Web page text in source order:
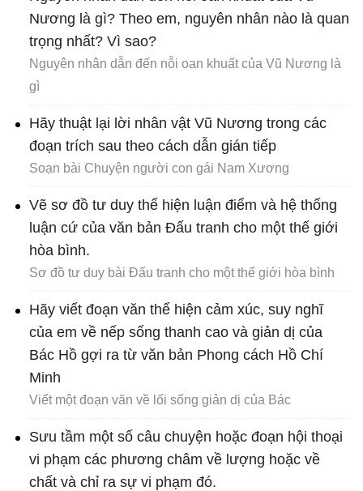
Nương là gì? Theo em, nguyên nhân nào là quan
trọng nhất? Vì sao?
Nguyên nhân dẫn đến nỗi oan khuất của Vũ Nương là
gì
Hãy thuật lại lời nhân vật Vũ Nương trong các
đoạn trích sau theo cách dẫn gián tiếp
Soạn bài Chuyện người con gái Nam Xương
Vẽ sơ đồ tư duy thể hiện luận điểm và hệ thống
luận cứ của văn bản Đấu tranh cho một thế giới
hòa bình.
Sơ đồ tư duy bài Đấu tranh cho một thế giới hòa bình
Hãy viết đoạn văn thể hiện cảm xúc, suy nghĩ
của em về nếp sống thanh cao và giản dị của
Bác Hồ gợi ra từ văn bản Phong cách Hồ Chí
Minh
Viết một đoạn văn về lối sống giản dị của Bác
Sưu tầm một số câu chuyện hoặc đoạn hội thoại
vi phạm các phương châm về lượng hoặc về
chất và chỉ ra sự vi phạm đó.